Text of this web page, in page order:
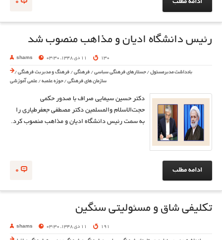
0 ادامه مطلب
رئیس دانشگاه ادیان و مذاهب منصوب شد
shams 11 دی 1348, 03:30 130
یادداشت مدیرمسئول /جستارهای فرهنگی سیاسی / فرهنگی / فرهنگ و مدیریت فرهنگی /
سازمان های فرهنگی /حوزه علمیه / علمی آموزشی
دکتر حسین سیمایی صراف با صدور حکمی
حجت‌الاسلام والمسلمین دکتر مصطفی جعفرطیاری را
به سمت رئیس دانشگاه ادیان و مذاهب منصوب کرد.
0 ادامه مطلب
تکلیفی شاق و مسئولیتی سنگین
shams 11 دی 1348, 03:30 191